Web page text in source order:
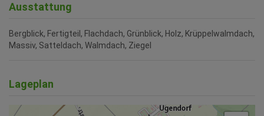
Ausstattung
Bergblick Fertigteil Flachdach Grünblick Holz Krüppelwalmdach
Massiv Satteldach Walmdach Ziegel
Lageplan